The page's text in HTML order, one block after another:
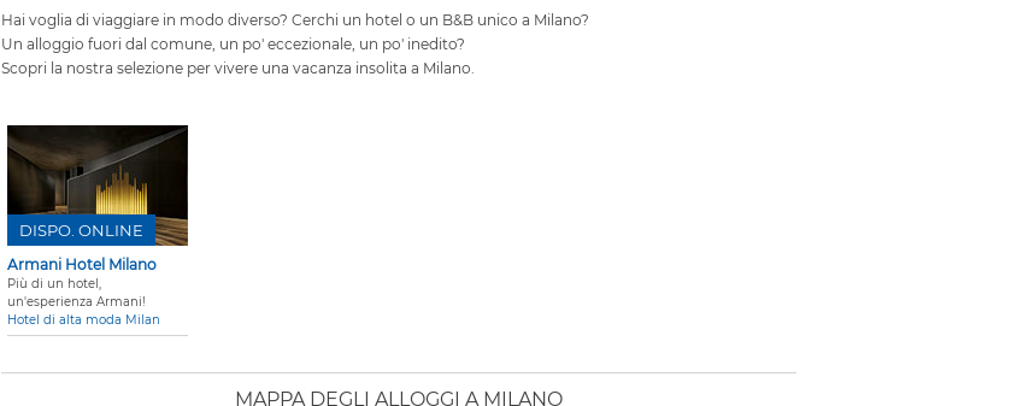
Hai voglia di viaggiare in modo diverso? Cerchi un hotel o un B&B unico a Milano?
Un alloggio fuori dal comune, un po' eccezionale, un po' inedito?
Scopri la nostra selezione per vivere una vacanza insolita a Milano.
Armani Hotel Milano
Più di un hotel,
un'esperienza Armani!
Hotel di alta moda Milan
DISPO. ONLINE
MAPPA DEGLI ALLOGGI A MILANO